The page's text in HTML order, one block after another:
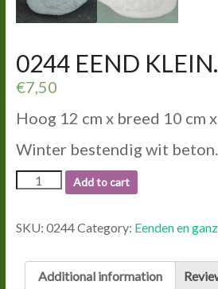
0244 EEND KLEIN.
€7,50
Hoog 12 cm x breed 10 cm
Winter bestendig wit beton.
0244
EEND
quantity
Add to cart
SKU: 0244Category: Eenden en
Additional information